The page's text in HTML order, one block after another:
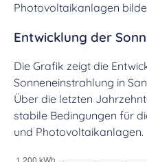
Photovoltaikanlagen
Entwicklung der
Die Grafik zeigt die
Sonneneinstrahlung in
Über die letzten
stabile Bedingungen für
und Photovoltaikanlagen.